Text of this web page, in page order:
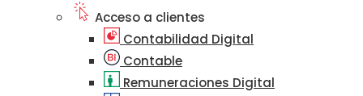
Acceso a clientes
Contabilidad Digital
Contable
Remuneraciones Digital